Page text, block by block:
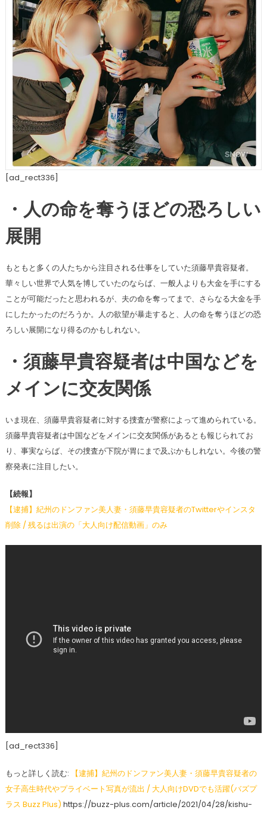
[ad_rect336]
・人の命を奪うほどの恐ろしい
展開
もともと多くの人たちから注目される仕事をしていた須藤早貴容疑者。
華々しい世界で人気を博していたのならば、一般人よりも大金を手にする
ことが可能だったと思われるが、夫の命を奪ってまで、さらなる大金を手
にしたかったのだろうか。人の欲望が暴走すると、人の命を奪うほどの恐
ろしい展開になり得るのかもしれない。
・須藤早貴容疑者は中国などを
メインに交友関係
いま現在、須藤早貴容疑者に対する捜査が警察によって進められている。
須藤早貴容疑者は中国などをメインに交友関係があるとも報じられてお
り、事実ならば、その捜査が下院が胃にまで及ぶかもしれない。今後の警
察発表に注目したい。
【続報】
【逮捕】紀州のドンファン美人妻・須藤早貴容疑者のTwitterやインスタ
削除 / 残るは出演の「大人向け配信動画」のみ
[ad_rect336]
もっと詳しく読む:
【逮捕】紀州のドンファン美人妻・須藤早貴容疑者の
女子高生時代やプライベート写真が流出 / 大人向けDVDでも活躍(バズプ
ラス Buzz Plus) https://buzz-plus.com/article/2021/04/28/kishu-